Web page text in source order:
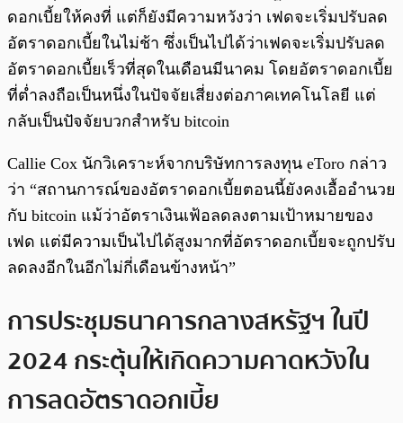
ดอกเบี้ยให้คงที่ แต่ก็ยังมีความหวังว่า เฟดจะเริ่มปรับลด
อัตราดอกเบี้ยในไม่ช้า ซึ่งเป็นไปได้ว่าเฟดจะเริ่มปรับลด
อัตราดอกเบี้ยเร็วที่สุดในเดือนมีนาคม โดยอัตราดอกเบี้ย
ที่ต่ำลงถือเป็นหนึ่งในปัจจัยเสี่ยงต่อภาคเทคโนโลยี แต่
กลับเป็นปัจจัยบวกสําหรับ bitcoin
Callie Cox นักวิเคราะห์จากบริษัทการลงทุน eToro กล่าว
ว่า “สถานการณ์ของอัตราดอกเบี้ยตอนนี้ยังคงเอื้ออำนวย
กับ bitcoin แม้ว่าอัตราเงินเฟ้อลดลงตามเป้าหมายของ
เฟด แต่มีความเป็นไปได้สูงมากที่อัตราดอกเบี้ยจะถูกปรับ
ลดลงอีกในอีกไม่กี่เดือนข้างหน้า”
การประชุมธนาคารกลางสหรัฐฯ ในปี
2024 กระตุ้นให้เกิดความคาดหวังใน
การลดอัตราดอกเบี้ย